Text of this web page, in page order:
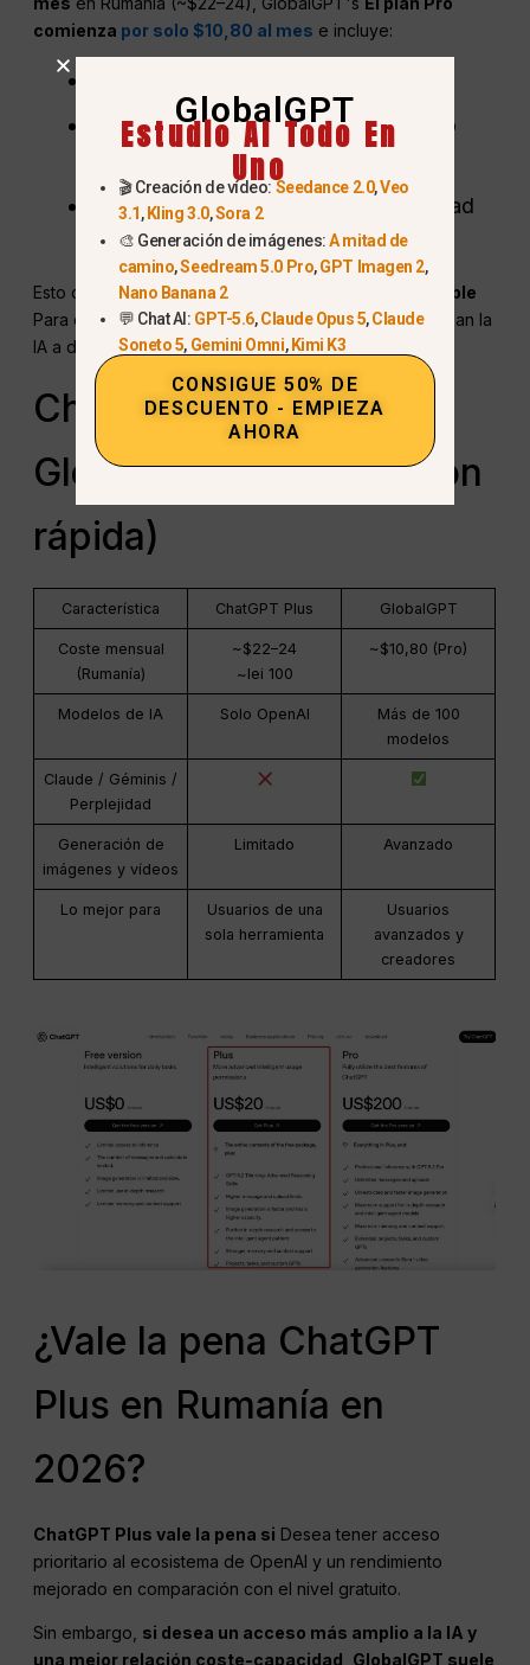
comienza por solo $10,80 al mes e incluye:
Herramientas de búsqueda en tiempo
real y razonamiento avanzado
Funciones creativas y de productividad
mejoradas
Esto convierte a GlobalGPT en un
opción más rentable
Para creadores, profesionales y estudiantes que utilizan la
IA a diario.
ChatGPT Plus frente a
GlobalGPT (comparación
rápida)
Característica ChatGPT Plus GlobalGPT
Coste mensual
(Rumanía)
~$22–24
~lei 100
~$10,80 (Pro)
Modelos de IA Solo OpenAI
Más de 100
modelos
Claude / Géminis /
Perplejidad
Generación de
imágenes y vídeos
Limitado Avanzado
Lo mejor para
Usuarios de una
sola herramienta
Usuarios
avanzados y
creadores
¿Vale la pena ChatGPT
Plus en Rumanía en
2026?
ChatGPT Plus vale la pena si Desea tener acceso
prioritario al ecosistema de OpenAI y un rendimiento
mejorado en comparación con el nivel gratuito.
Sin embargo, si desea un acceso más amplio a la IA y
una mejor relación coste-capacidad GlobalGPT suele
GlobalGPT
Estudio AI Todo En
Uno
🎬 Creación de vídeo: Seedance 2.0,Veo
3.1, Kling 3.0,Sora 2
🎨 Generación de imágenes:A mitad de
camino,Seedream 5.0 Pro,GPT Imagen 2,
Nano Banana 2
💬 Chat AI: GPT-5.6,Claude Opus 5,Claude
Soneto 5, Gemini Omni, Kimi K3
CONSIGUE 50% DE
DESCUENTO - EMPIEZA
AHORA